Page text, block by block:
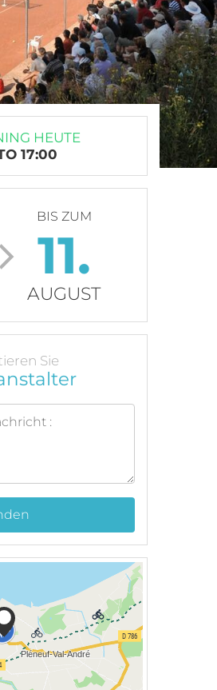
HEUTE
17:00
BIS ZUM
11.
AUGUST
Sie